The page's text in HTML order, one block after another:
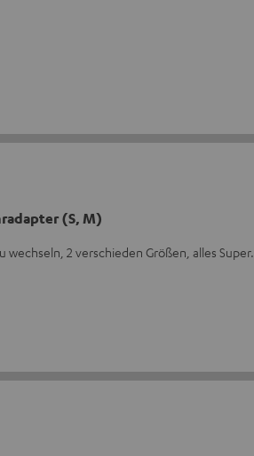
(S, M)
wechseln, 2 verschieden Größen, alles Super.